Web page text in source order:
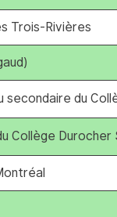
Trois-Rivières
du
Collège